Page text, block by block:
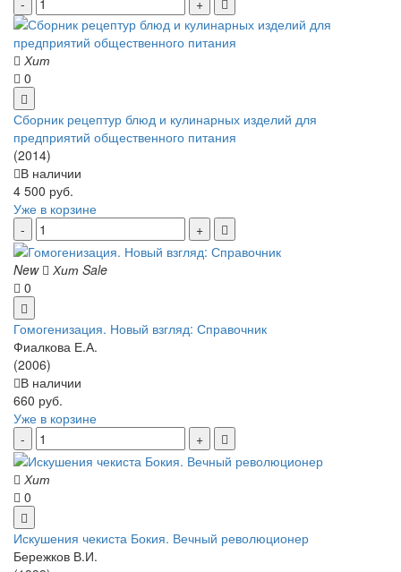
Хит
0
Сборник рецептур блюд и кулинарных изделий для
предприятий общественного питания
(2014)
В наличии
4 500 руб.
Уже в корзине
New Хит Sale
0
Гомогенизация. Новый взгляд: Справочник
Фиалкова Е.А.
(2006)
В наличии
660 руб.
Уже в корзине
Хит
0
Искушения чекиста Бокия. Вечный революционер
Бережков В.И.